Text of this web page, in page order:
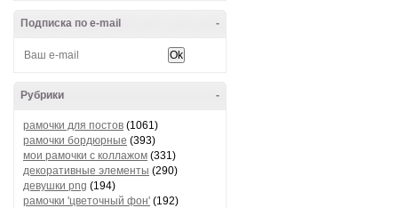
-
Подписка по e-mail
-
Рубрики
рамочки для постов (1061)
рамочки бордюрные (393)
мои рамочки с коллажом (331)
декоративные элементы (290)
девушки png (194)
рамочки 'цветочный фон' (192)